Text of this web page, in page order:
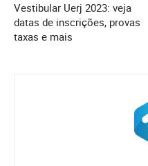
Vestibular Uerj 2023: veja
datas de inscrições, provas
taxas e mais